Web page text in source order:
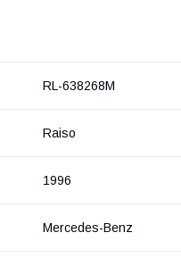
RL-638268M
Raiso
1996
Mercedes-Benz